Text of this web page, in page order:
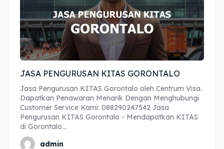
Apostille
Penerjemah
Asuransi
Apostille
Penerjemah
Asuransi
JASA PENGURUSAN KITAS GORONTALO
Jasa Pengurusan KITAS Gorontalo oleh Centrum Visa.
Dapatkan Penawaran Menarik Dengan Menghubungi
Customer Service Kami: 088290247542 Jasa
Pengurusan KITAS Gorontalo - Mendapatkan KITAS
di Gorontalo...
admin